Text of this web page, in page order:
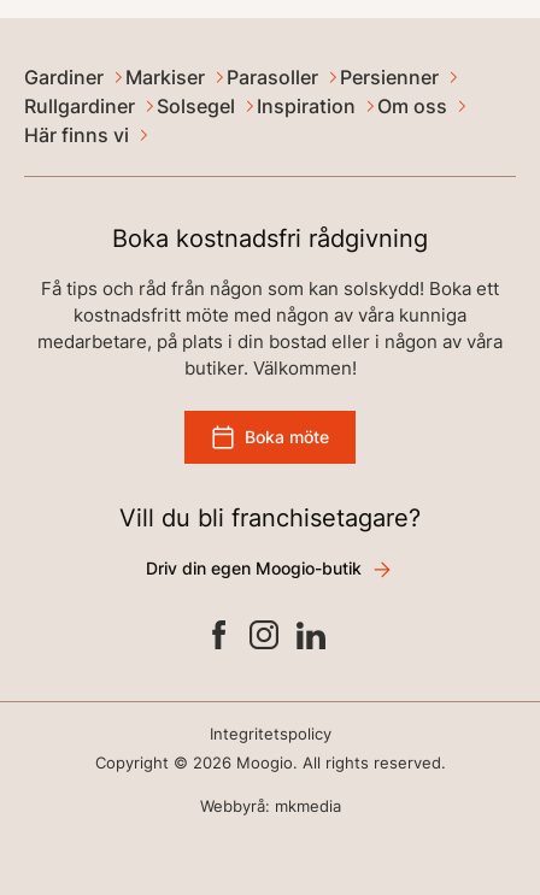
Boka kostnadsfri rådgivning
Få tips och råd från någon som kan solskydd! Boka ett
kostnadsfritt möte med någon av våra kunniga
medarbetare, på plats i din bostad eller i någon av våra
butiker. Välkommen!
Boka möte
Vill du bli franchisetagare?
Driv din egen Moogio-butik
Gardiner Markiser Parasoller
Persienner
Rullgardiner
Solsegel Inspiration
Om oss
Här finns vi
Integritetspolicy
Copyright © 2026 Moogio. All rights reserved.
Webbyrå: mkmedia